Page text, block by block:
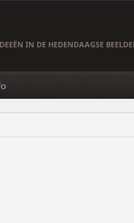
IN DE HEDENDAAGSE